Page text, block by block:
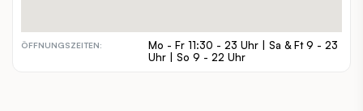
ÖFFNUNGSZEITEN:
Mo - Fr 11:30 - 23 Uhr | Sa & Ft 9 - 23
Uhr | So 9 - 22 Uhr